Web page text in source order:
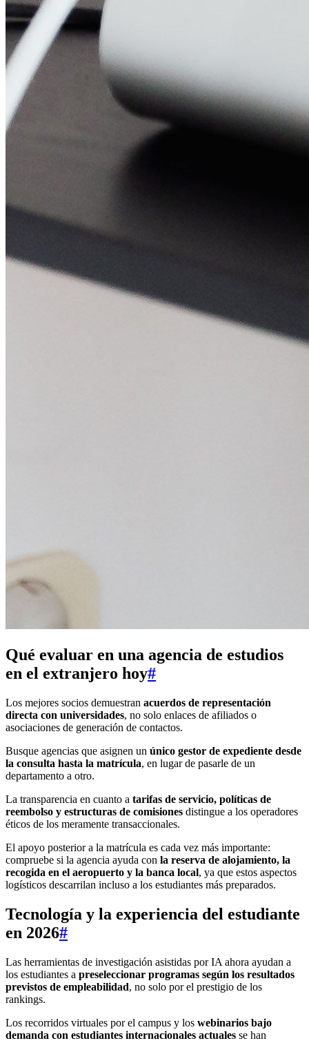
Qué evaluar en una agencia de estudios
en el extranjero hoy#
Los mejores socios demuestran acuerdos de representación
directa con universidades, no solo enlaces de afiliados o
asociaciones de generación de contactos.
Busque agencias que asignen un único gestor de expediente desde
la consulta hasta la matrícula, en lugar de pasarle de un
departamento a otro.
La transparencia en cuanto a tarifas de servicio, políticas de
reembolso y estructuras de comisiones distingue a los operadores
éticos de los meramente transaccionales.
El apoyo posterior a la matrícula es cada vez más importante:
compruebe si la agencia ayuda con la reserva de alojamiento, la
recogida en el aeropuerto y la banca local, ya que estos aspectos
logísticos descarrilan incluso a los estudiantes más preparados.
Tecnología y la experiencia del estudiante
en 2026#
Las herramientas de investigación asistidas por IA ahora ayudan a
los estudiantes a preseleccionar programas según los resultados
previstos de empleabilidad, no solo por el prestigio de los
rankings.
Los recorridos virtuales por el campus y los webinarios bajo
demanda con estudiantes internacionales actuales se han